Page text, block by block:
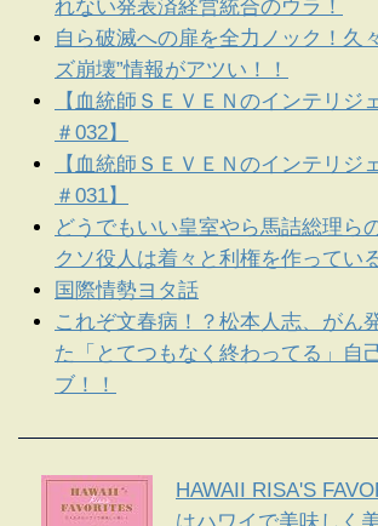
れない発表済経営統合のウラ！
自ら破滅への扉を全力ノック！久
ズ崩壊”情報がアツい！！
【血統師ＳＥＶＥＮのインテリジ
＃032】
【血統師ＳＥＶＥＮのインテリジ
＃031】
どうでもいい皇室やら馬詰総理ら
クソ役人は着々と利権を作ってい
国際情勢ヨタ話
これぞ文春病！？松本人志、がん
た「とてつもなく終わってる」自
ブ！！
HAWAII RISA'S